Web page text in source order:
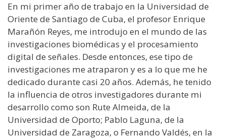
En mi primer año de trabajo en la Universidad de
Oriente de Santiago de Cuba, el profesor Enrique
Marañón Reyes, me introdujo en el mundo de las
investigaciones biomédicas y el procesamiento
digital de señales. Desde entonces, ese tipo de
investigaciones me atraparon y es a lo que me he
dedicado durante casi 20 años. Además, he tenido
la influencia de otros investigadores durante mi
desarrollo como son Rute Almeida, de la
Universidad de Oporto; Pablo Laguna, de la
Universidad de Zaragoza, o Fernando Valdés, en la